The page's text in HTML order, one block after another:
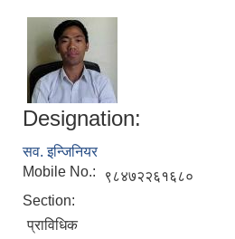
Designation:
सव. इन्जिनियर
Mobile No.:
९८४७२२६१६८०
Section:
प्राविधिक